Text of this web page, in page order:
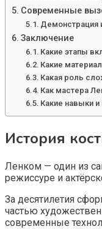
Современные
Демонстрация
Заключение
Какие этапы
Какие
Какая роль
Как мастера
Какие навыки
История
Ленком — один из
режиссуре и
За десятилетия
частью
современные